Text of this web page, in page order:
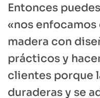
Entonces
«nos enfocamos
madera con
prácticos y
clientes porque
duraderas y se